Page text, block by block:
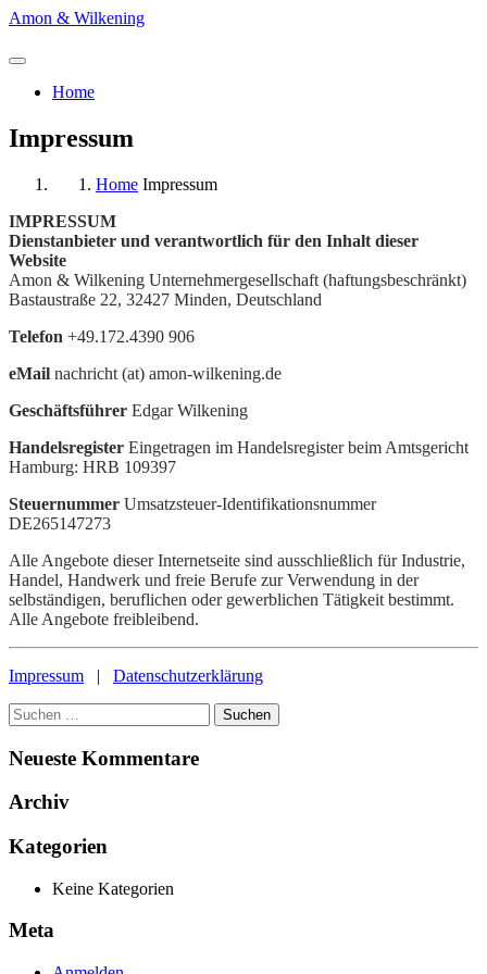
Amon & Wilkening
Home
Impressum
Home Impressum
IMPRESSUM
Dienstanbieter und verantwortlich für den Inhalt dieser
Website
Amon & Wilkening Unternehmergesellschaft (haftungsbeschränkt)
Bastaustraße 22, 32427 Minden, Deutschland
Telefon +49.172.4390 906
eMail nachricht (at) amon-wilkening.de
Geschäftsführer Edgar Wilkening
Handelsregister Eingetragen im Handelsregister beim Amtsgericht
Hamburg: HRB 109397
Steuernummer Umsatzsteuer-Identifikationsnummer
DE265147273
Alle Angebote dieser Internetseite sind ausschließlich für Industrie,
Handel, Handwerk und freie Berufe zur Verwendung in der
selbständigen, beruflichen oder gewerblichen Tätigkeit bestimmt.
Alle Angebote freibleibend.
Impressum | Datenschutzerklärung
Suchen
nach:
Neueste Kommentare
Archiv
Kategorien
Keine Kategorien
Meta